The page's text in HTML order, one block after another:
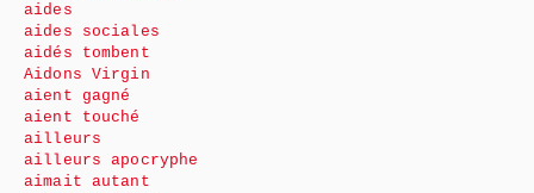
aides
aides sociales
aidés tombent
Aidons Virgin
aient gagné
aient touché
ailleurs
ailleurs apocryphe
aimait autant